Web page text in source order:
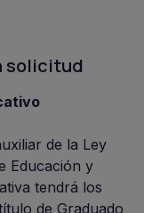
solicitud
de la Ley
Educación y
tendrá los
de Graduado